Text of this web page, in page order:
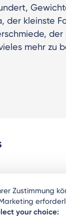
der kleinste
der
mehr zu
Zustimmung
your choice: